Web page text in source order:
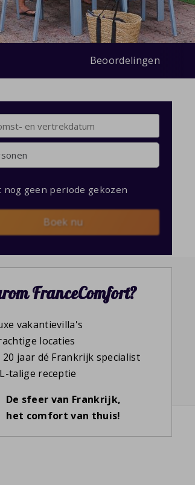
Beoordelingen
nog geen periode gekozen
Boek nu
FranceComfort?
vakantievilla's
locaties
20 jaar dé Frankrijk specialist
talige receptie
De sfeer van Frankrijk,
het comfort van thuis!